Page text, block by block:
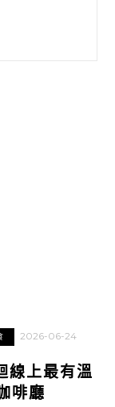
2026-06-24
上最有溫
啡廳